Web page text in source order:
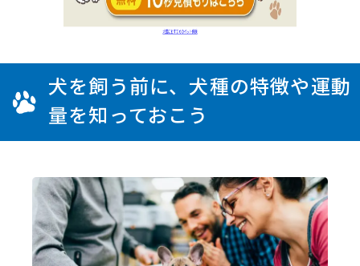
犬を飼う前に、犬種の特徴や運動
量を知っておこう